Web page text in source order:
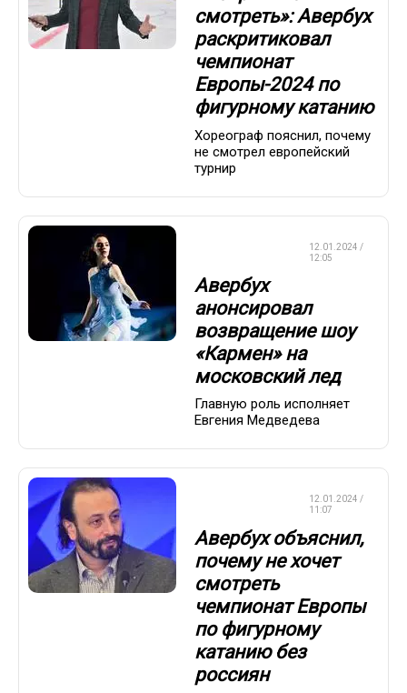
смотреть»: Авербух
раскритиковал
чемпионат
Европы-2024 по
фигурному катанию
Хореограф пояснил, почему
не смотрел европейский
турнир
12.01.2024 /
12:05
Авербух
анонсировал
возвращение шоу
«Кармен» на
московский лед
Главную роль исполняет
Евгения Медведева
12.01.2024 /
11:07
Авербух объяснил,
почему не хочет
смотреть
чемпионат Европы
по фигурному
катанию без
россиян